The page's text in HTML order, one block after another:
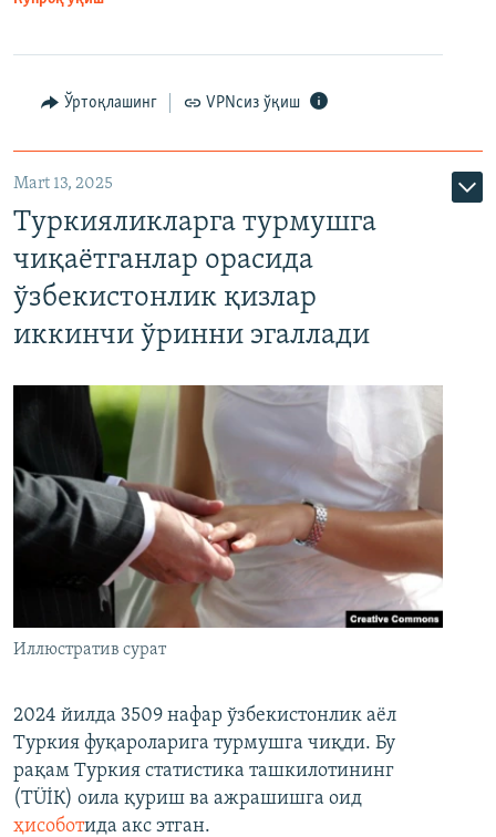
Ўртоқлашинг VPNсиз ўқиш
Mart 13, 2025
Туркияликларга турмушга
чиқаётганлар орасида
ўзбекистонлик қизлар
иккинчи ўринни эгаллади
Иллюстратив сурат
2024 йилда 3509 нафар ўзбекистонлик аёл
Туркия фуқароларига турмушга чиқди. Бу
рақам Туркия статистика ташкилотининг
(ТÜİК) оила қуриш ва ажрашишга оид
ҳисоботида акс этган.